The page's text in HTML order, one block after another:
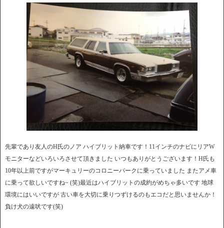
先輩であり友人のH氏のノア ハイブリット納車です！11インチのナビにリアW
モニターなどいろいろさせて頂きました いつもありがとうございます！H氏も
10年以上前ですがマーキュリーのコロニーパークに乗っていました またアメ車
に乗って欲しいですね~ (笑)最近はハイブリットの成約がめちゃ多いです 地球
環境にはいいですが 古い車を大切に乗りつずけるのもエコだと思いませんか！
負け犬の遠吠です(笑)